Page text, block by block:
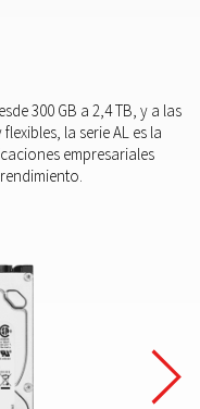
300 GB a 2,4 TB, y a las
la serie AL es la
empresariales